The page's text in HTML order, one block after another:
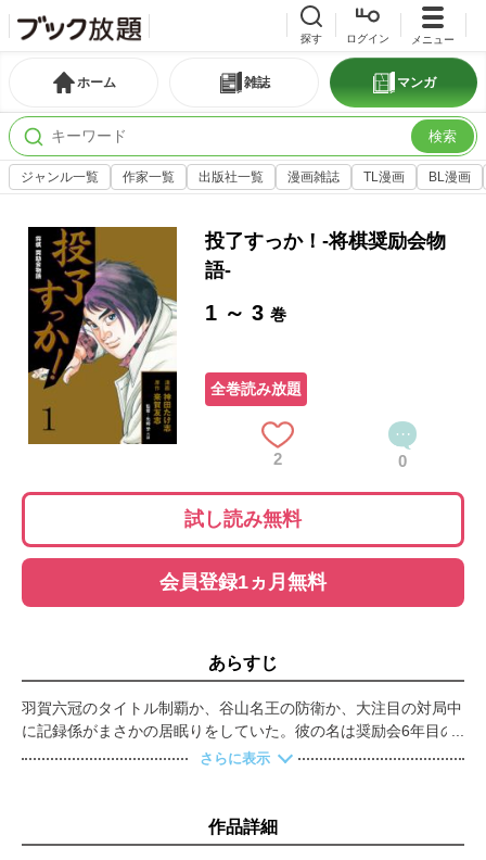
探す ログイン メニュー
ホーム 雑誌 マンガ
検索
ジャンル一覧 作家一覧 出版社一覧 漫画雑誌 TL漫画 BL漫画
投了すっか！-将棋奨励会物
語-
1 ～ 3巻
全巻読み放題
2 0
試し読み無料
会員登録1ヵ月無料
あらすじ
羽賀六冠のタイトル制覇か、谷山名王の防衛か、大注目の対局中
に記録係がまさかの居眠りをしていた。彼の名は奨励会6年目の
田村一平。結果、対局は羽賀の勝利に終わったが、一平は谷山に
さらに表示
作品詳細